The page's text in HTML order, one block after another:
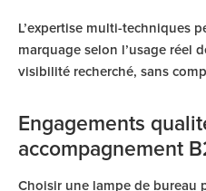
L’expertise multi-techniques
marquage selon l’usage réel
visibilité recherché, sans
Engagements
accompagnement
Choisir une lampe de bureau